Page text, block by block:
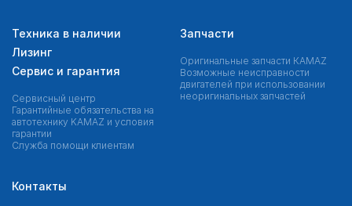
Техника в наличии
Лизинг
Сервис и гарантия
Сервисный центр
Гарантийные обязательства на
автотехнику KAMAZ и условия
гарантии
Служба помощи клиентам
Запчасти
Оригинальные запчасти КAMAZ
Возможные неисправности
двигателей при использовании
неоригинальных запчастей
Контакты